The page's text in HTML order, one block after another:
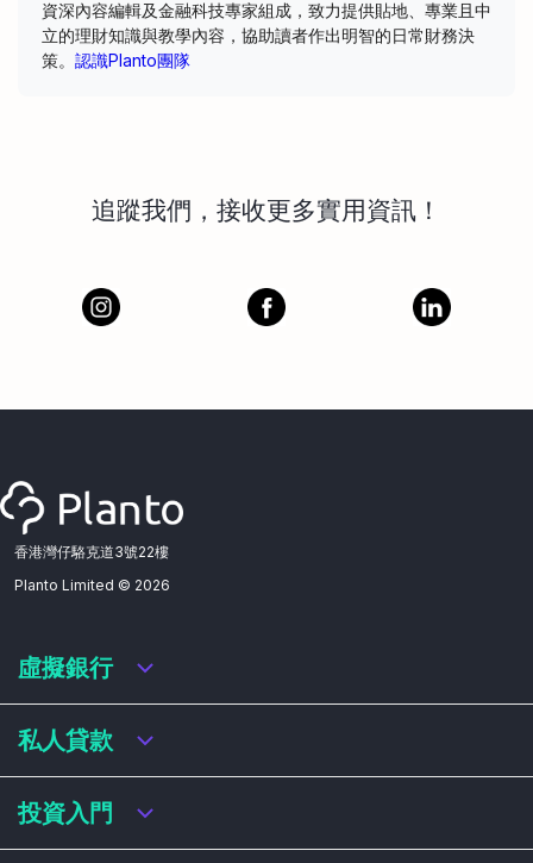
資深內容編輯及金融科技專家組成，致力提供貼地、專業且中
立的理財知識與教學內容，協助讀者作出明智的日常財務決
策。 認識Planto團隊
追蹤我們，接收更多實用資訊！
香港灣仔駱克道3號22樓
Planto Limited © 2026
虛擬銀行
虛擬銀行迎新優惠
虛擬銀行存款利率比較
虛擬銀行銀扣賬卡 / 信用卡
虛擬銀行貸款
私人貸款
私人貸款年利率比較
網上即批貸款
投資入門